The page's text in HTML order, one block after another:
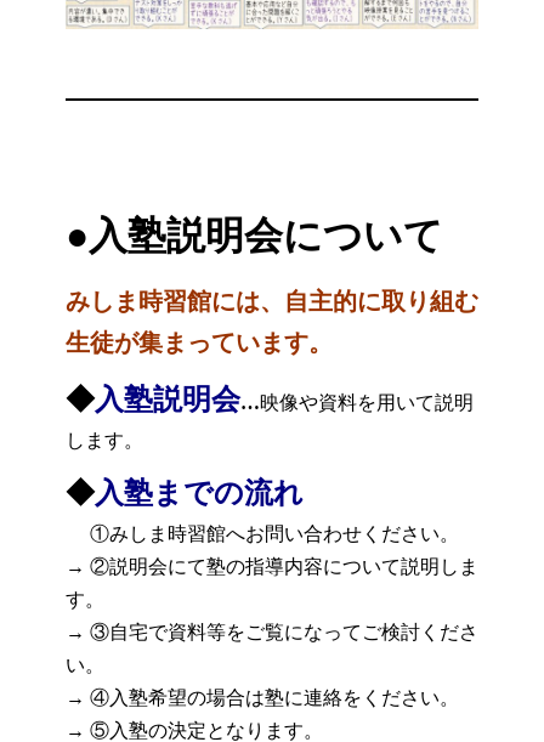
●入塾説明会について
みしま時習館には、自主的に取り組む
生徒が集まっています。
◆入塾説明会…映像や資料を用いて説明
します。
◆入塾までの流れ
①みしま時習館へお問い合わせください。
→ ②説明会にて塾の指導内容について説明しま
す。
→ ③自宅で資料等をご覧になってご検討くださ
い。
→ ④入塾希望の場合は塾に連絡をください。
→ ⑤入塾の決定となります。